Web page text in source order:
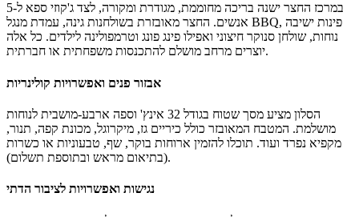
במרכז החצר ישנה בריכה מחוממת, מגודרת ומקורה, לצד ג'קוזי ספא ל-5
אנשים. החצר מאובזרת בשולחנות גינה, עמדת מנגל BBQ, פינות ישיבה
נוחות, שולחן סנוקר חיצוני ואפילו פינג פונג וטרמפולינה לילדים. כל אלה
יוצרים מרחב מושלם להתכנסות משפחתית או חברתית.
אבזור פנים ואפשרויות קולינריות
הסלון מציע מסך שטוח בגודל 32 אינץ' וספה ארבע-מושבית לנוחות
מושלמת. המטבח המאובזר כולל כיריים גז, מיקרוגל, מכונת קפה, תנור,
מקפיא נפרד ועוד. תוכלו להזמין ארוחות בוקר, שף, טבעוניות או כשרות
(בתיאום מראש ובתוספת תשלום).
נגישות ואפשרויות לציבור הדתי